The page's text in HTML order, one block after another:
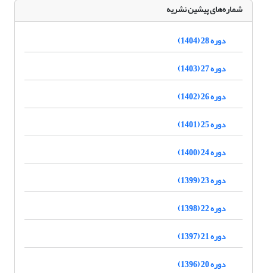
شماره‌های پیشین نشریه
دوره 28 (1404)
دوره 27 (1403)
دوره 26 (1402)
دوره 25 (1401)
دوره 24 (1400)
دوره 23 (1399)
دوره 22 (1398)
دوره 21 (1397)
دوره 20 (1396)